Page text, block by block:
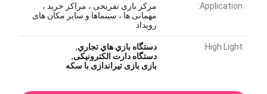
Application:
مرکز بازی تفریحی ، مراکز خرید ،
مهمانی ها ، سینماها و سایر مکان های
رویداد
High Light: دستگاه بازي هاي تجاري,
دستگاه دارت الکترونیکی,
بازی بازی تیراندازی با سکه